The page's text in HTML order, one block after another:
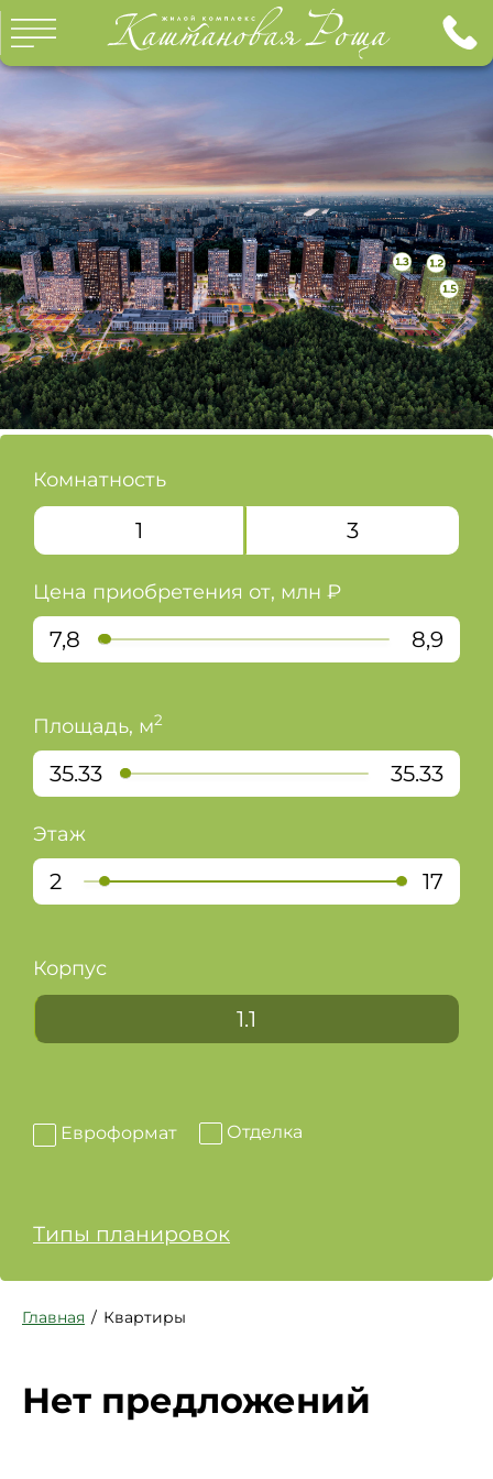
ГЛАВНАЯ
КВАРТИРЫ
О ПРОЕКТЕ
О КОМПАНИИ
ИНФРАСТРУКТУРА
ИПОТЕКА
ОТДЕЛКА
ГАЛЕРЕЯ
ДОКУМЕНТЫ
КОНТАКТЫ
ХОД СТРОИТЕЛЬСТВА
ОТДЕЛ ПРОДАЖ:
+7 (495) 324-49-67
Корпус
1.1
Комнатность
1 3
Этаж
2 17
Площадь, м2
35.33 35.33
Цена приобретения от, млн ₽
7,8 8,9
Евроформат Отделка
Типы планировок
Главная Квартиры
Нет предложений